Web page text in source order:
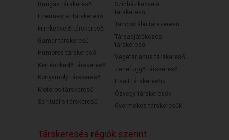
Bringás társkereső
Ezermester társkereső
Filmkedvelő társkereső
Gamer társkereső
Humoros társkereső
Kertészkedő társkereső
Könyvmoly társkereső
Motoros társkereső
Spirituális társkereső
Színházkedvelő
társkereső
Táncoslábú társkereső
Társasjátékozós
társkereső
Vegetáriánus társkereső
Zenefüggő társkereső
Elvált társkeresők
Özvegy társkeresők
Gyermekes társkeresők
Társkeresés régiók szerint